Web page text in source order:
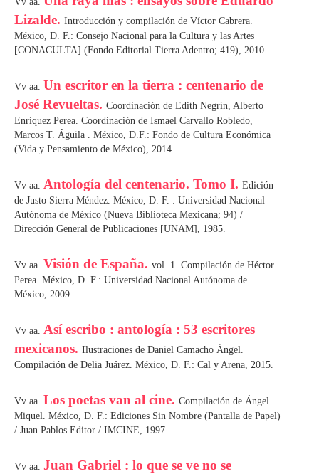
Lizalde. Introducción y compilación de Víctor Cabrera.
México, D. F.: Consejo Nacional para la Cultura y las Artes
[CONACULTA] (Fondo Editorial Tierra Adentro; 419), 2010.
Vv aa. Un escritor en la tierra : centenario de
José Revueltas. Coordinación de Edith Negrín, Alberto
Enríquez Perea. Coordinación de Ismael Carvallo Robledo,
Marcos T. Águila . México, D.F.: Fondo de Cultura Económica
(Vida y Pensamiento de México), 2014.
Vv aa. Antología del centenario. Tomo I. Edición
de Justo Sierra Méndez. México, D. F. : Universidad Nacional
Autónoma de México (Nueva Biblioteca Mexicana; 94) /
Dirección General de Publicaciones [UNAM], 1985.
Vv aa. Visión de España. vol. 1. Compilación de Héctor
Perea. México, D. F.: Universidad Nacional Autónoma de
México, 2009.
Vv aa. Así escribo : antología : 53 escritores
mexicanos. Ilustraciones de Daniel Camacho Ángel.
Compilación de Delia Juárez. México, D. F.: Cal y Arena, 2015.
Vv aa. Los poetas van al cine. Compilación de Ángel
Miquel. México, D. F.: Ediciones Sin Nombre (Pantalla de Papel)
/ Juan Pablos Editor / IMCINE, 1997.
Vv aa. Juan Gabriel : lo que se ve no se